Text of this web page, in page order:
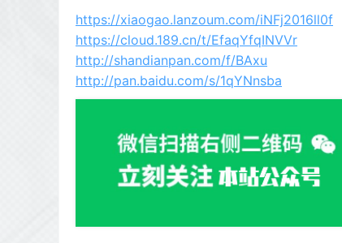
https://xiaogao.lanzoum.com/iNFj2016ll0f
https://cloud.189.cn/t/EfaqYfqINVVr
http://shandianpan.com/f/BAxu
http://pan.baidu.com/s/1qYNnsba